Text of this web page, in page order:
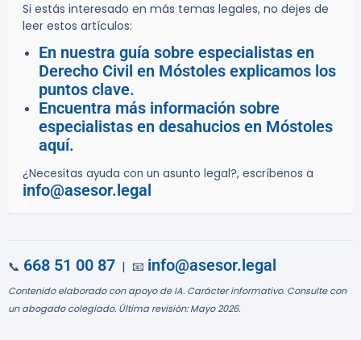
Si estás interesado en más temas legales, no dejes de
leer estos artículos:
En nuestra guía sobre especialistas en
Derecho Civil en Móstoles explicamos los
puntos clave.
Encuentra más información sobre
especialistas en desahucios en Móstoles
aquí.
¿Necesitas ayuda con un asunto legal?, escríbenos a
info@asesor.legal
📞 668 51 00 87 | 📧 info@asesor.legal
Contenido elaborado con apoyo de IA. Carácter informativo. Consulte con
un abogado colegiado. Última revisión: Mayo 2026.